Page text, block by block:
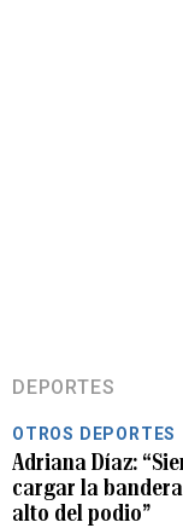
DEPORTES
OTROS DEPORTES
Adriana Díaz:
cargar la
alto del podio”